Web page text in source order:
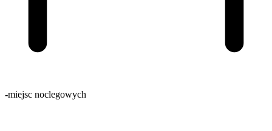
-miejsc noclegowych